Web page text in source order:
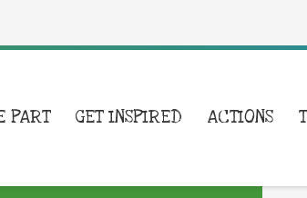
PART GET INSPIRED ACTIONS